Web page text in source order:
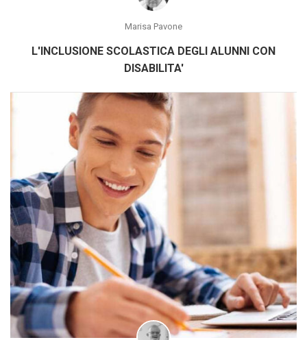
Marisa Pavone
L'INCLUSIONE SCOLASTICA DEGLI ALUNNI CON
DISABILITA'